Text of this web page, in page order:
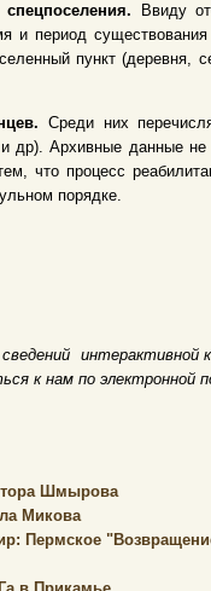
Ввиду
и период
пункт (деревня,
Среди них
др). Архивные данные не
что процесс
порядке.
сведений
к нам по электронной
Шмырова
Микова
Пермское